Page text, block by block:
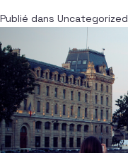
Publié dans Uncategorized